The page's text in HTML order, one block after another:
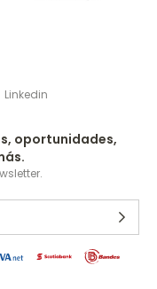
Linkedin
oportunidades,